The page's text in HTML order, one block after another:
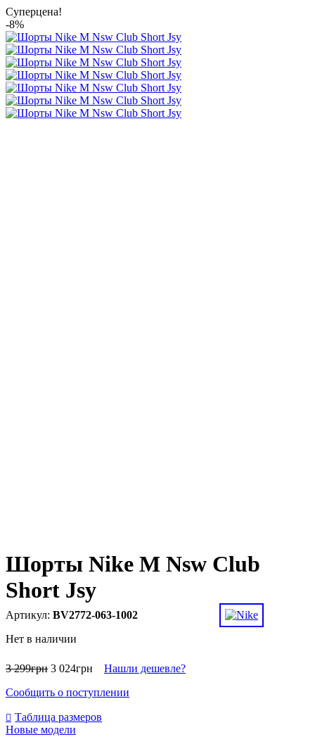
Суперцена!
-8%
Шорты Nike M Nsw Club
Short Jsy
BV2772-063-1002
Нет в наличии
3 299грн 3 024грн
Нашли дешевле?
Сообщить о поступлении
Таблица размеров
Новые модели